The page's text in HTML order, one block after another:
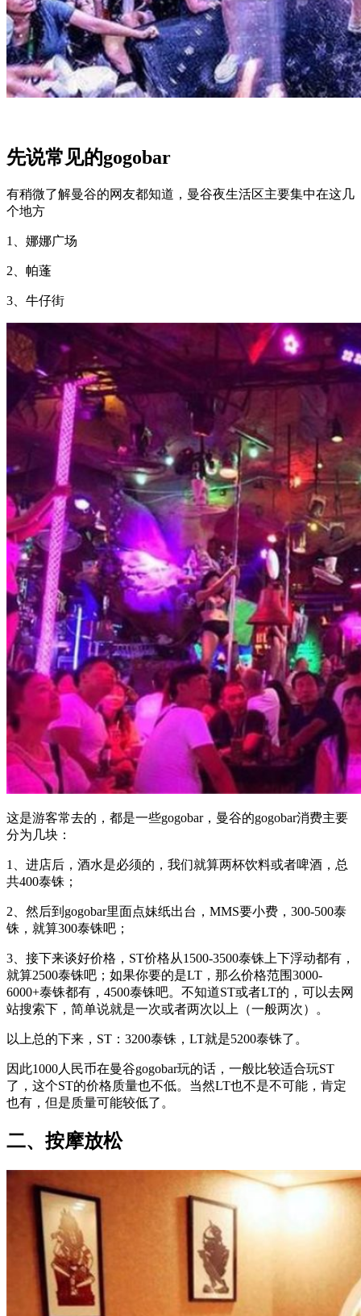
先说常见的gogobar
有稍微了解曼谷的网友都知道，曼谷夜生活区主要集中在这几
个地方
1、娜娜广场
2、帕蓬
3、牛仔街
这是游客常去的，都是一些gogobar，曼谷的gogobar消费主要
分为几块：
1、进店后，酒水是必须的，我们就算两杯饮料或者啤酒，总
共400泰铢；
2、然后到gogobar里面点妹纸出台，MMS要小费，300-500泰
铢，就算300泰铢吧；
3、接下来谈好价格，ST价格从1500-3500泰铢上下浮动都有，
就算2500泰铢吧；如果你要的是LT，那么价格范围3000-
6000+泰铢都有，4500泰铢吧。不知道ST或者LT的，可以去网
站搜索下，简单说就是一次或者两次以上（一般两次）。
以上总的下来，ST：3200泰铢，LT就是5200泰铢了。
因此1000人民币在曼谷gogobar玩的话，一般比较适合玩ST
了，这个ST的价格质量也不低。当然LT也不是不可能，肯定
也有，但是质量可能较低了。
二、按摩放松